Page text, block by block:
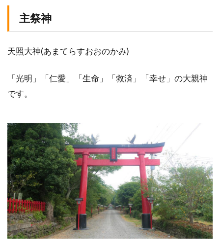
主祭神
天照大神(あまてらすおおのかみ)
「光明」「仁愛」「生命」「救済」「幸せ」の大親神
です。